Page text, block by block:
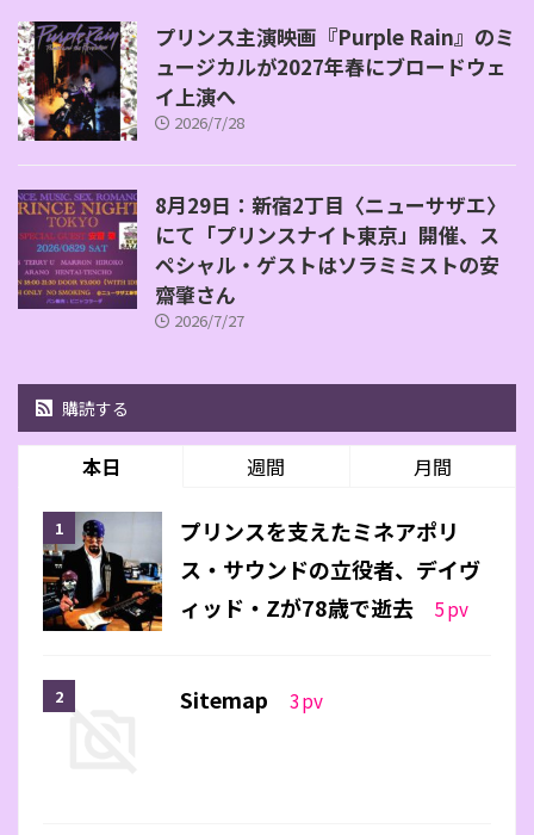
プリンス主演映画『Purple Rain』のミ
ュージカルが2027年春にブロードウェ
イ上演へ
2026/7/28
8月29日：新宿2丁目〈ニューサザエ〉
にて「プリンスナイト東京」開催、ス
ペシャル・ゲストはソラミミストの安
齋肇さん
2026/7/27
購読する
本日 週間 月間
プリンスを支えたミネアポリ
ス・サウンドの立役者、デイヴ
ィッド・Zが78歳で逝去
5pv
Sitemap 3pv